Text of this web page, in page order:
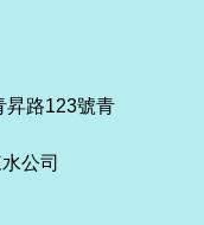
昇路123號青
公司